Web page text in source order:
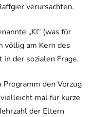
verursachten.
„KI“ (was für
völlig am Kern des
der sozialen Frage.
den Vorzug
mal für kurze
der Eltern